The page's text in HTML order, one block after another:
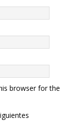
browser for the